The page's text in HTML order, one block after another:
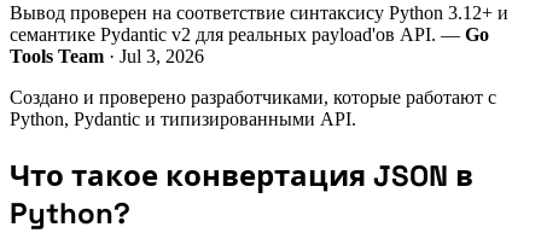
Вывод проверен на соответствие синтаксису Python 3.12+ и
семантике Pydantic v2 для реальных payload'ов API. — Go
Tools Team · Jul 3, 2026
Создано и проверено разработчиками, которые работают с
Python, Pydantic и типизированными API.
Что такое конвертация JSON в
Python?